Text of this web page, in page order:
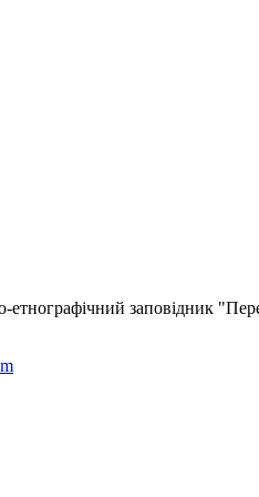
етнографічний заповідник